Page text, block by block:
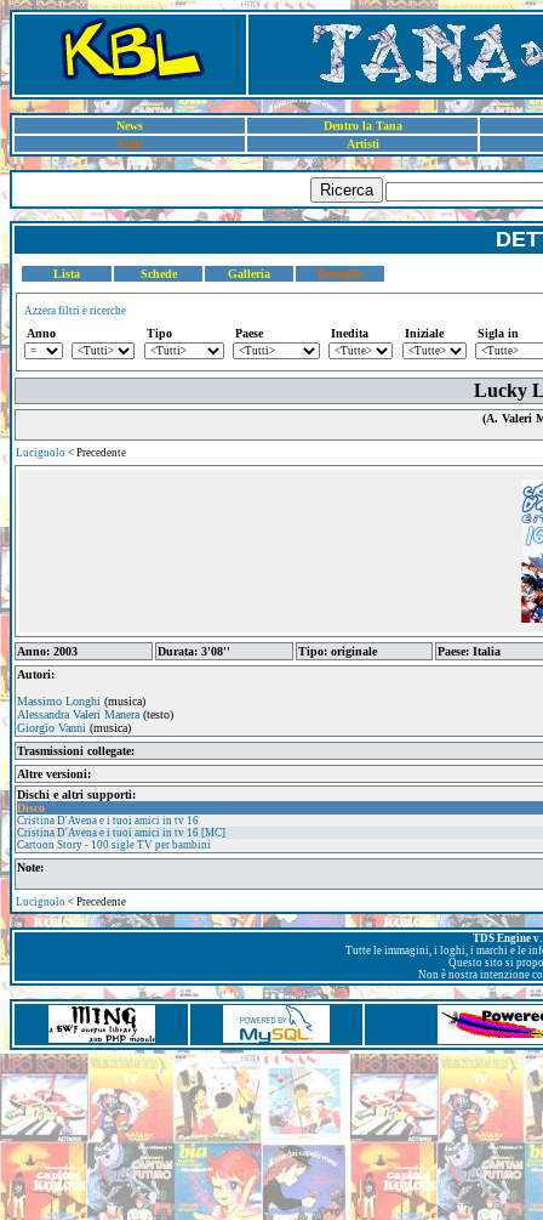
News
Dentro la Tana
Sigle
Artisti
Ricerca
Lista Schede Galleria Dettaglio
Azzera filtri e ricerche
Anno Tipo Paese Inedita Iniziale Sigla in
Lucky
(A. Valeri
Lucignolo < Precedente
Anno: 2003 Durata: 3'08'' Tipo: originale
Paese: Italia
Autori:
Massimo Longhi (musica)
Alessandra Valeri Manera (testo)
Giorgio Vanni (musica)
Trasmissioni collegate:
Altre versioni:
Dischi e altri supporti:
Disco
Cristina D'Avena e i tuoi amici in tv 16
Cristina D'Avena e i tuoi amici in tv 16 [MC]
Cartoon Story - 100 sigle TV per bambini
Note:
Lucignolo < Precedente
TDS Engine
Tutte le immagini, i loghi, i marchi e le
Questo sito si
Non è nostra intenzione